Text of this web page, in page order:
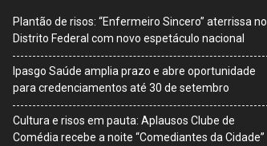
Plantão de risos: “Enfermeiro Sincero” aterrissa no
Distrito Federal com novo espetáculo nacional
Ipasgo Saúde amplia prazo e abre oportunidade
para credenciamentos até 30 de setembro
Cultura e risos em pauta: Aplausos Clube de
Comédia recebe a noite “Comediantes da Cidade”